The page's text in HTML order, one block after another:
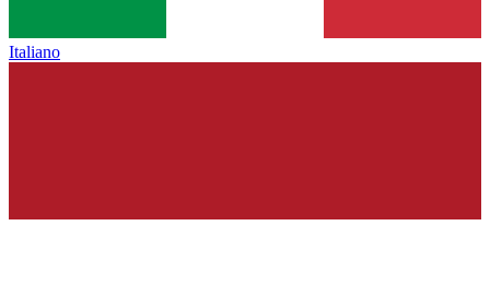
Italiano